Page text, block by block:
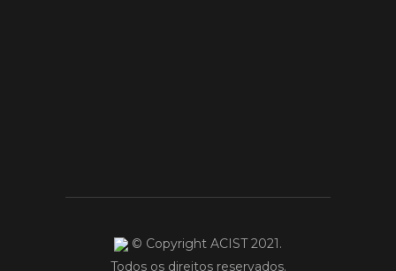
© Copyright ACIST 2021.
Todos os direitos reservados.